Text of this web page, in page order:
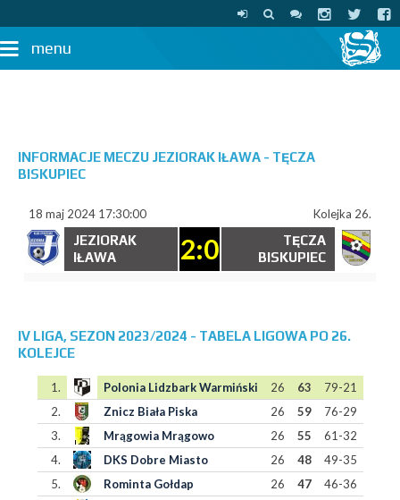
menu
INFORMACJE MECZU JEZIORAK IŁAWA - TĘCZA
BISKUPIEC
18 maj 2024 17:30:00 Kolejka 26.
JEZIORAK
IŁAWA
2:0
TĘCZA
BISKUPIEC
IV LIGA, SEZON 2023/2024 - TABELA LIGOWA PO 26.
KOLEJCE
1. Polonia Lidzbark Warmiński 26 63
79-21
2.
Znicz Biała Piska 26 59
76-29
3.
Mrągowia Mrągowo 26 55
61-32
4.
DKS Dobre Miasto 26 48
49-35
5.
Rominta Gołdap 26 47
46-36